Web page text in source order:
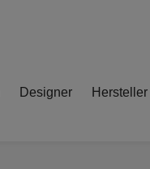
Designer Hersteller